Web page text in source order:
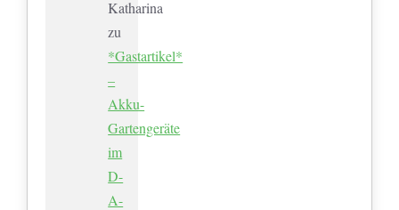
Katharina
zu
*Gastartikel*
–
Akku-
Gartengeräte
im
D-
A-